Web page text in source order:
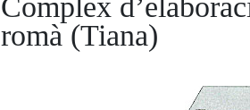
romà (Tiana)